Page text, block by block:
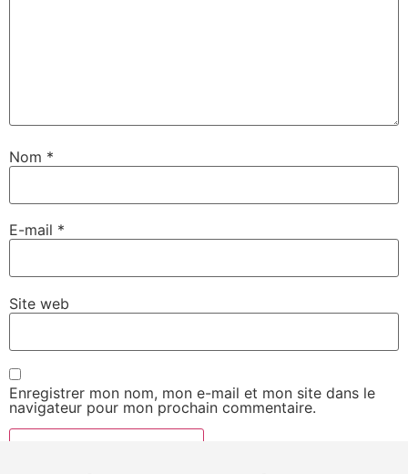
Nom *
E-mail *
Site web
Enregistrer mon nom, mon e-mail et mon site dans le
navigateur pour mon prochain commentaire.